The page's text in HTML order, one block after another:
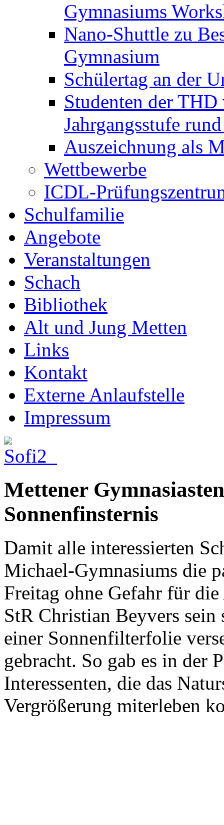
Gymnasiums
Nano-Shuttle zu
Gymnasium
Schülertag an der
Studenten der
Jahrgangsstufe
Auszeichnung als
Wettbewerbe
ICDL-
Schulfamilie
Angebote
Veranstaltungen
Schach
Bibliothek
Alt und Jung Metten
Links
Kontakt
Externe Anlaufstelle
Impressum
Mettener
Sonnenfinsternis
Damit alle interessierten
Michael-Gymnasiums die
Freitag ohne Gefahr für
StR Christian Beyvers sein
einer Sonnenfilterfolie
gebracht. So gab es in der
Interessenten, die das
Vergrößerung miterleben